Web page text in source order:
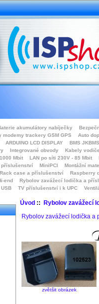
akumulátory nabíječky
modemy trackery GSM GPS
Auto
ARDUINO LCD DISPLAY
BMS
Integrované obvody
Kabely
Mbit LAN po síti 230V - 85 Mbit
příslušenství MiniPCI
Montážní
Rack case a příslušenství
Raspberry
end
Rybolov zavážecí lodička a přísl
TV příslušenství i k UPC
Úvod:: Rybolov zavážecí
Rybolov zavážecí lodička a
zvětšit obrázek